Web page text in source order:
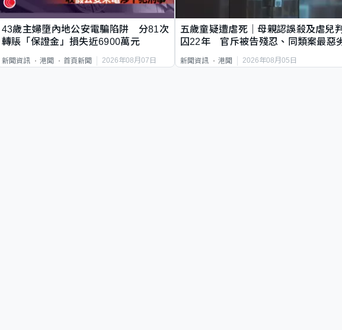
43歲主婦墮內地公安電騙陷阱 分81次
轉賬「保證金」損失近6900萬元
新聞資訊 港聞 首頁新聞 2026年08月07日
五歲童疑遭虐死｜母親認誤殺及虐兒
囚22年 官斥被告殘忍、同類案最惡
新聞資訊 港聞 2026年08月05日